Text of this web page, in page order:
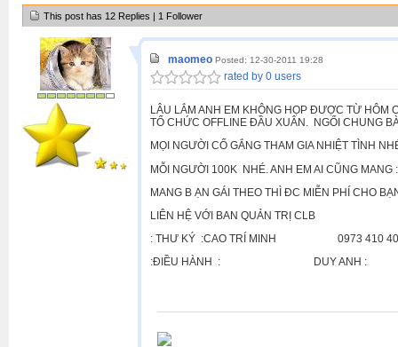
This post has 12 Replies | 1 Follower
maomeo Posted: 12-30-2011 19:28
rated by 0 users
LÂU LẮM ANH EM KHÔNG HỌP ĐƯỢC TỪ HÔM
TỔ CHỨC OFFLINE ĐẦU XUÂN. NGỔI CHUNG
MỌI NGƯỜI CỐ GẮNG THAM GIA NHIỆT TÌNH
MỖI NGƯỜI 100K NHÉ. ANH EM AI CŨNG
MANG B ẠN GÁI THEO THÌ ĐC MIỄN PHÍ CHO
LIÊN HỆ VỚI BAN QUẢN TRỊ CLB
: THƯ KÝ :CAO TRÍ MINH 0973 410
:ĐIỀU HÀNH : DUY ANH :